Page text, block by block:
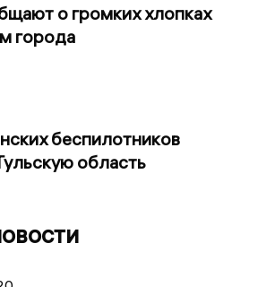
о громких хлопках
города
беспилотников
область